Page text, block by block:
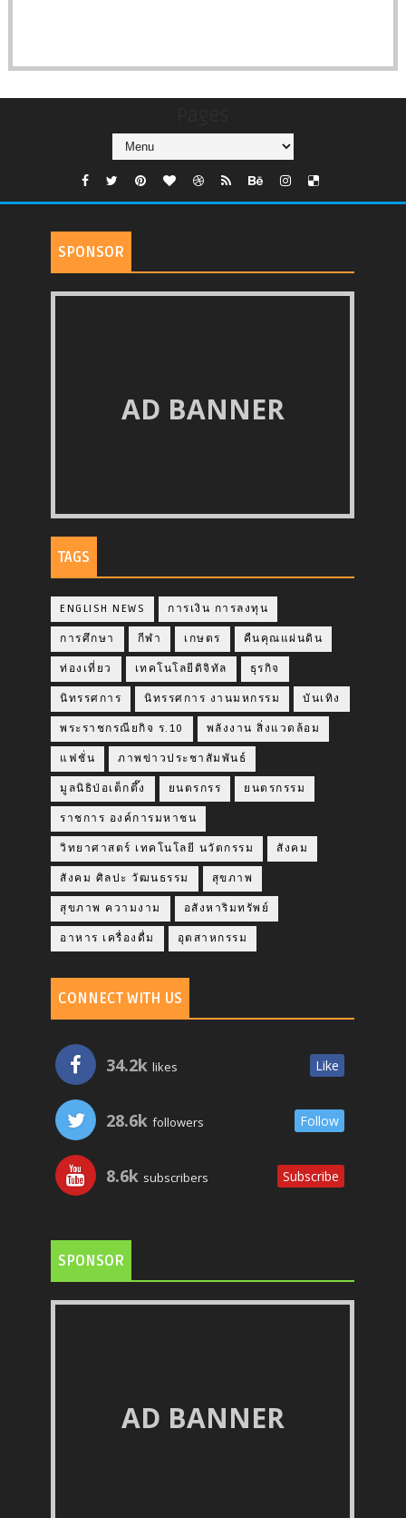
SPONSOR
AD BANNER
TAGS
ENGLISH NEWS การเงิน การลงทุน
การศึกษา กีฬา เกษตร คืนคุณแผ่นดิน
ท่องเที่ยว เทคโนโลยีดิจิทัล ธุรกิจ
นิทรรศการ นิทรรศการ งานมหกรรม บันเทิง
พระราชกรณียกิจ ร.10 พลังงาน สิ่งแวดล้อม
แฟชั่น ภาพข่าวประชาสัมพันธ์
มูลนิธิป่อเต็กตึ๊ง ยนตรกรร ยนตรกรรม
ราชการ องค์การมหาชน
วิทยาศาสตร์ เทคโนโลยี นวัตกรรม สังคม
สังคม ศิลปะ วัฒนธรรม สุขภาพ
สุขภาพ ความงาม อสังหาริมทรัพย์
อาหาร เครื่องดื่ม อุตสาหกรรม
CONNECT WITH US
34.2k likes Like
28.6k followers Follow
8.6k subscribers Subscribe
SPONSOR
AD BANNER